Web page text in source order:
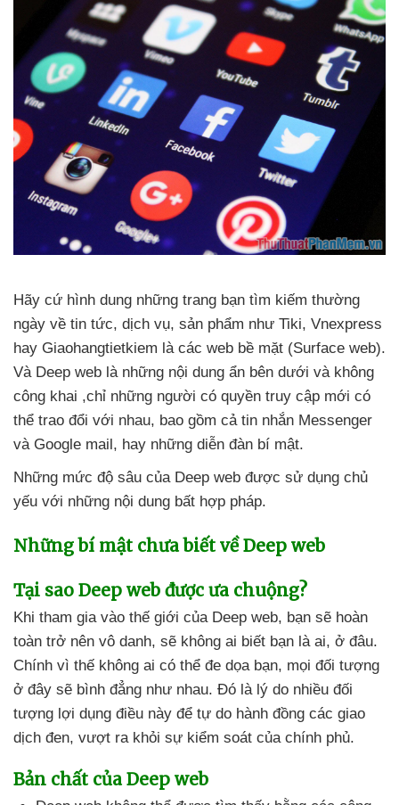
Hãy cứ hình dung những trang bạn tìm kiếm thường
ngày về tin tức, dịch vụ, sản phẩm như Tiki, Vnexpress
hay Giaohangtietkiem là các web bề mặt (Surface web).
Và Deep web là những nội dung ẩn bên dưới và không
công khai ,chỉ những người có quyền truy cập mới có
thể trao đổi với nhau, bao gồm cả tin nhắn Messenger
và Google mail, hay những diễn đàn bí mật.
Những mức độ sâu của Deep web được sử dụng chủ
yếu với những nội dung bất hợp pháp.
Những bí mật chưa biết về Deep web
Tại sao Deep web được ưa chuộng?
Khi tham gia vào thế giới của Deep web, bạn sẽ hoàn
toàn trở nên vô danh, sẽ không ai biết bạn là ai, ở đâu.
Chính vì thế không ai có thể đe dọa bạn, mọi đối tượng
ở đây sẽ bình đẳng như nhau. Đó là lý do nhiều đối
tượng lợi dụng điều này để tự do hành đồng các giao
dịch đen, vượt ra khỏi sự kiểm soát của chính phủ.
Bản chất của Deep web